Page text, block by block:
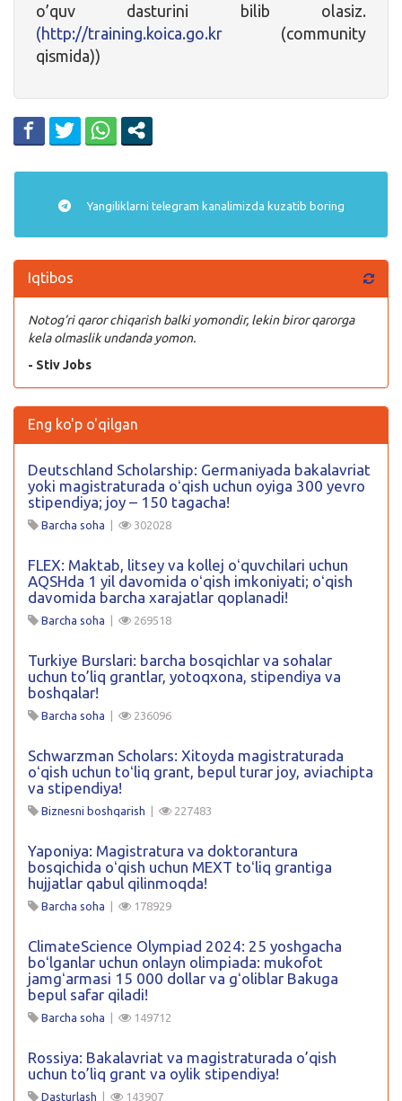
o’quv dasturini bilib olasiz.
(http://training.koica.go.kr (community
qismida))
Yangiliklarni telegram kanalimizda kuzatib boring
Iqtibos
Notog’ri qaror chiqarish balki yomondir, lekin biror qarorga
kela olmaslik undanda yomon.
- Stiv Jobs
Eng ko'p o'qilgan
Deutschland Scholarship: Germaniyada bakalavriat
yoki magistraturada oʻqish uchun oyiga 300 yevro
stipendiya; joy – 150 tagacha!
Barcha soha | 302028
FLEX: Maktab, litsey va kollej oʻquvchilari uchun
AQSHda 1 yil davomida oʻqish imkoniyati; oʻqish
davomida barcha xarajatlar qoplanadi!
Barcha soha | 269518
Turkiye Burslari: barcha bosqichlar va sohalar
uchun to’liq grantlar, yotoqxona, stipendiya va
boshqalar!
Barcha soha | 236096
Schwarzman Scholars: Xitoyda magistraturada
oʻqish uchun toʻliq grant, bepul turar joy, aviachipta
va stipendiya!
Biznesni boshqarish | 227483
Yaponiya: Magistratura va doktorantura
bosqichida oʻqish uchun MEXT toʻliq grantiga
hujjatlar qabul qilinmoqda!
Barcha soha | 178929
ClimateScience Olympiad 2024: 25 yoshgacha
boʻlganlar uchun onlayn olimpiada: mukofot
jamgʻarmasi 15 000 dollar va gʻoliblar Bakuga
bepul safar qiladi!
Barcha soha | 149712
Rossiya: Bakalavriat va magistraturada o’qish
uchun to’liq grant va oylik stipendiya!
Dasturlash | 143907